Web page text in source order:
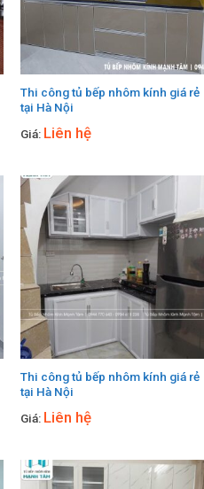
Thi công tủ bếp nhôm kính giá rẻ
tại Hà Nội
Giá: Liên hệ
Thi công tủ bếp nhôm kính giá rẻ
tại Hà Nội
Giá: Liên hệ